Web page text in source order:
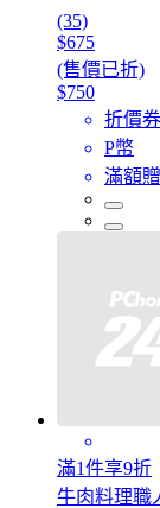
(35)
$675
(售價已折)
$750
折價券
P幣
滿額贈
滿1件享9折
牛肉料理職